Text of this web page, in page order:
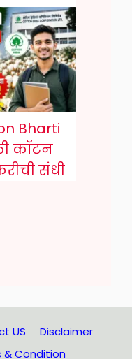
Bharti
कॉटन
संधी
US
Disclaimer
& Condition